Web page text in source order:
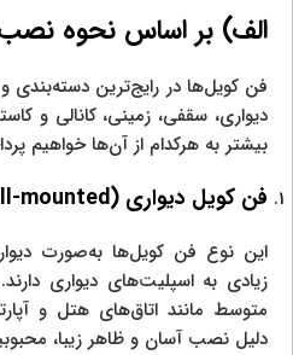
الف) بر اساس نحوه
فن کویل‌ها در رایج‌ترین دسته‌بندی
دیواری، سقفی، زمینی، کانالی و
بیشتر به هرکدام از آن‌ها خواهیم
فن کویل دیواری (mounted
این نوع فن کویل‌ها به‌صورت
زیادی به اسپلیت‌های دیواری
متوسط مانند اتاق‌های هتل و
دلیل نصب آسان و ظاهر زیبا،